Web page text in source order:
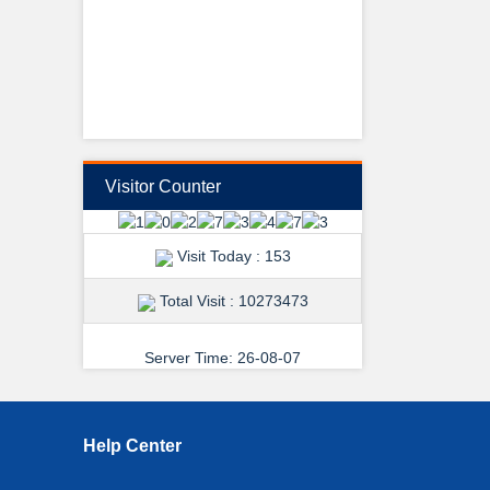
শুভেচ্ছা ও অভিনন্দন
View Details →
Visitor Counter
Visit Today : 153
Total Visit : 10273473
Server Time: 26-08-07
Help Center